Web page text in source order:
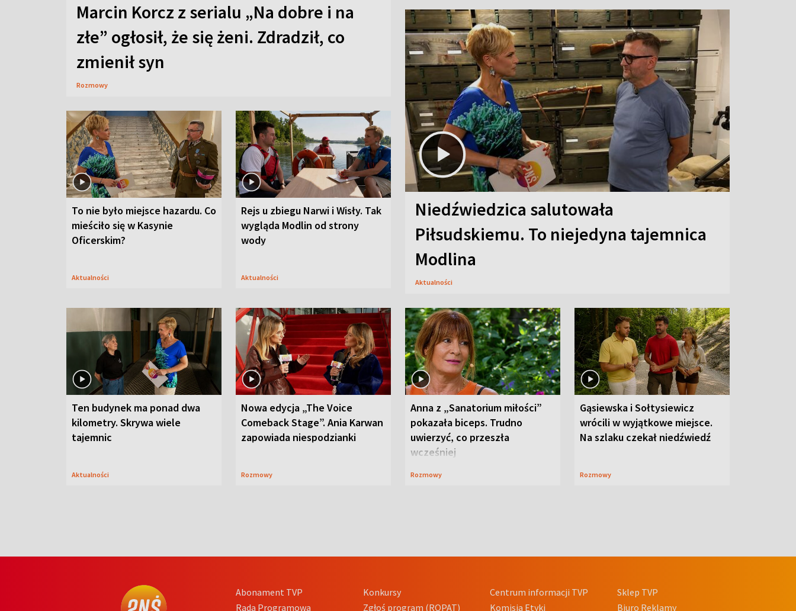
Marcin Korcz z serialu „Na dobre i na
złe” ogłosił, że się żeni. Zdradził, co
zmienił syn
Rozmowy
To nie było miejsce hazardu. Co
mieściło się w Kasynie
Oficerskim?
Aktualności
Rejs u zbiegu Narwi i Wisły. Tak
wygląda Modlin od strony
wody
Aktualności
Niedźwiedzica salutowała
Piłsudskiemu. To niejedyna tajemnica
Modlina
Aktualności
Ten budynek ma ponad dwa
kilometry. Skrywa wiele
tajemnic
Aktualności
Nowa edycja „The Voice
Comeback Stage”. Ania Karwan
zapowiada niespodzianki
Rozmowy
Anna z „Sanatorium miłości”
pokazała biceps. Trudno
uwierzyć, co przeszła
wcześniej
Rozmowy
Gąsiewska i Sołtysiewicz
wrócili w wyjątkowe miejsce.
Na szlaku czekał niedźwiedź
Rozmowy
Abonament TVP
Rada Programowa
Konkursy
Zgłoś program (ROPAT)
Centrum informacji TVP
Komisja Etyki
Sklep TVP
Biuro Reklamy